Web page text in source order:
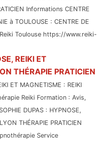
Informations CENTRE
à TOULOUSE : CENTRE DE
Reiki Toulouse https://www.reiki-
REIKI ET
THÉRAPIE PRATICIEN
ET MAGNETISME : REIKI
Reiki Formation : Avis,
DUPAS : HYPNOSE,
THÉRAPIE PRATICIEN
Service